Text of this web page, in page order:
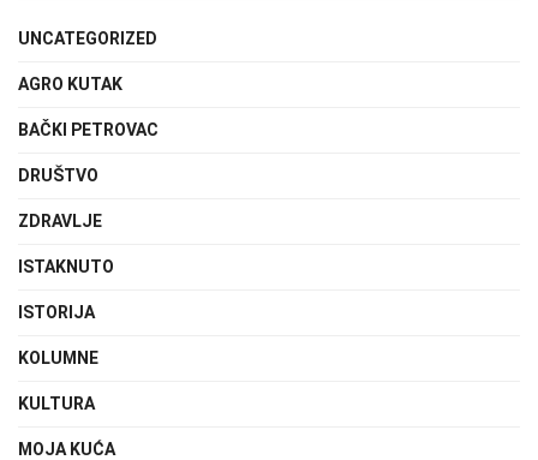
UNCATEGORIZED
AGRO KUTAK
BAČKI PETROVAC
DRUŠTVO
ZDRAVLJE
ISTAKNUTO
ISTORIJA
KOLUMNE
KULTURA
MOJA KUĆA